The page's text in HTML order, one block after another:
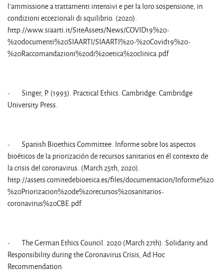
l’ammissione a trattamenti intensivi e per la loro sospensione, in
condizioni eccezionali di squilibrio. (2020).
http://www.siaarti.it/SiteAssets/News/COVID19%20-
%20documenti%20SIAARTI/SIAARTI%20-%20Covid19%20-
%20Raccomandazioni%20di%20etica%20clinica.pdf
- Singer, P. (1993). Practical Ethics. Cambridge: Cambridge
University Press.
- Spanish Bioethics Committee. Informe sobre los aspectos
bioéticos de la priorización de recursos sanitarios en él contexto de
la crisis del coronavirus. (March 25th, 2020).
http://assets.comitedebioetica.es/files/documentacion/
%20Priorizacion%20de%20recursos%20sanitarios-
coronavirus%20CBE.pdf
- The German Ethics Council. 2020 (March 27th). Solidarity and
Responsibility during the Coronavirus Crisis, Ad Hoc
Recommendation.